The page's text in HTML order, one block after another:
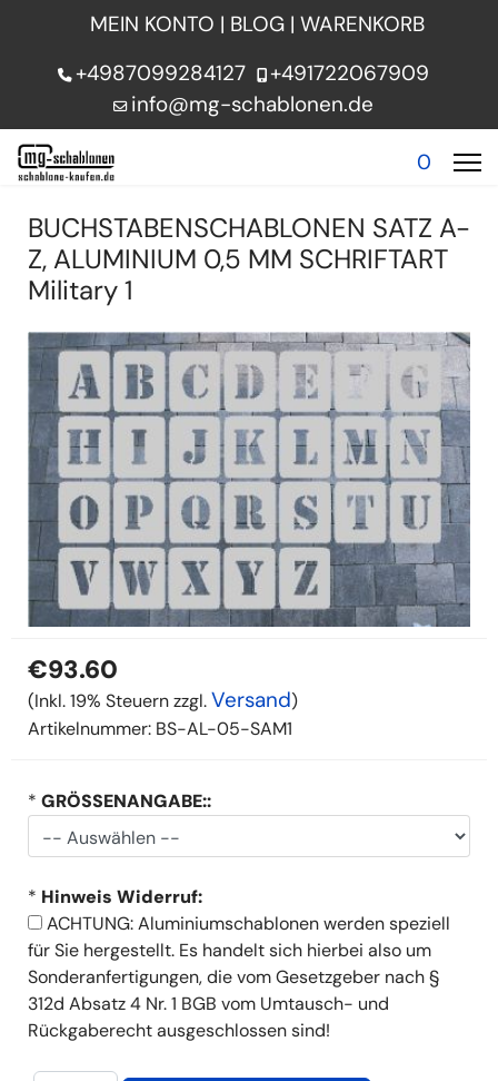
MEIN KONTO | BLOG | WARENKORB
+4987099284127
+491722067909
info@mg-schablonen.de
0
BUCHSTABENSCHABLONEN SATZ A-
Z, ALUMINIUM 0,5 MM SCHRIFTART
Military 1
€93.60
(Inkl. 19% Steuern zzgl.Versand)
Artikelnummer: BS-AL-05-SAM1
* GRÖSSENANGABE::
* Hinweis Widerruf:
ACHTUNG: Aluminiumschablonen werden speziell
für Sie hergestellt. Es handelt sich hierbei also um
Sonderanfertigungen, die vom Gesetzgeber nach §
312d Absatz 4 Nr. 1 BGB vom Umtausch- und
Rückgaberecht ausgeschlossen sind!